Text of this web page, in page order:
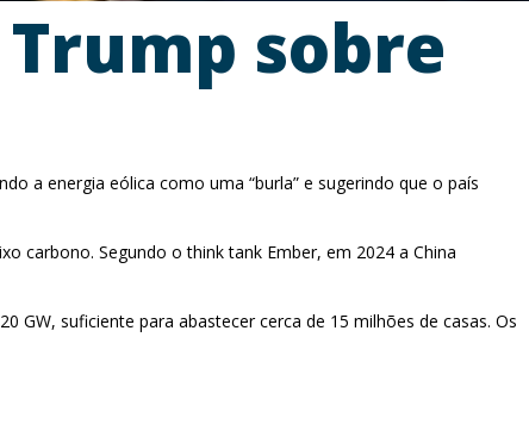
sobre
a energia eólica como uma “burla” e sugerindo que o país
carbono. Segundo o think tank Ember, em 2024 a China
GW, suficiente para abastecer cerca de 15 milhões de casas. Os